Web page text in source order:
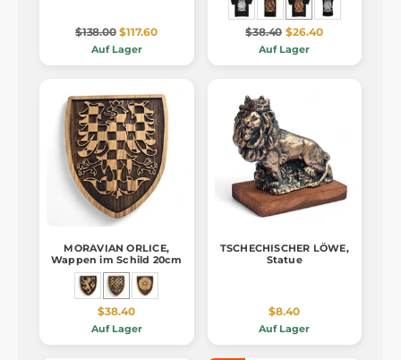
$138.00 $117.60
Auf Lager
$38.40 $26.40
Auf Lager
MORAVIAN ORLICE,
Wappen im Schild 20cm
$38.40
Auf Lager
TSCHECHISCHER LÖWE,
Statue
$8.40
Auf Lager